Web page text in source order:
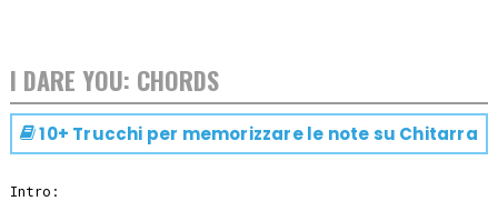
I DARE YOU: CHORDS
10+ Trucchi per memorizzare le note su Chitarra
Intro: